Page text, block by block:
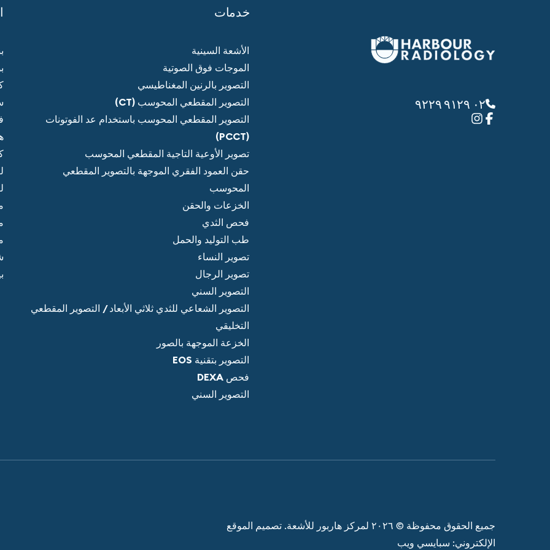
٠٢ ٩١٢٩ ٩٢٢٩
خدمات
الأشعة السينية
الموجات فوق الصوتية
التصوير بالرنين المغناطيسي
التصوير المقطعي المحوسب (CT)
التصوير المقطعي المحوسب باستخدام عد الفوتونات
(PCCT)
تصوير الأوعية التاجية المقطعي المحوسب
حقن العمود الفقري الموجهة بالتصوير المقطعي
المحوسب
الخزعات والحقن
فحص الثدي
طب التوليد والحمل
تصوير النساء
تصوير الرجال
التصوير السني
التصوير الشعاعي للثدي ثلاثي الأبعاد / التصوير المقطعي
التخليقي
الخزعة الموجهة بالصور
التصوير بتقنية EOS
فحص DEXA
التصوير السني
جميع الحقوق محفوظة © ٢٠٢٦ لمركز هاربور للأشعة. تصميم الموقع
الإلكتروني: سبايسي ويب